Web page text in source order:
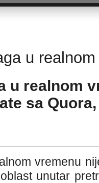
u realnom
u realnom
sa
vremenu
unutar